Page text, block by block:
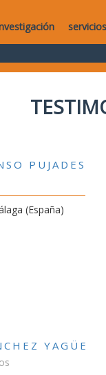
servicios
PUJADES
(España)
YAGÜE